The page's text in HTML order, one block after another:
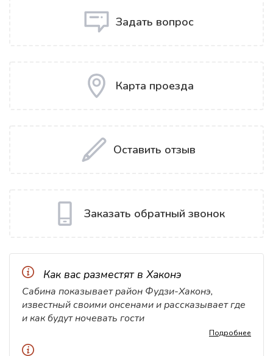
Задать вопрос
Карта проезда
Оставить отзыв
Заказать обратный звонок
Как вас разместят в Хаконэ
Сабина показывает район Фудзи-Хаконэ,
известный своими онсенами и рассказывает где
и как будут ночевать гости
Подробнее